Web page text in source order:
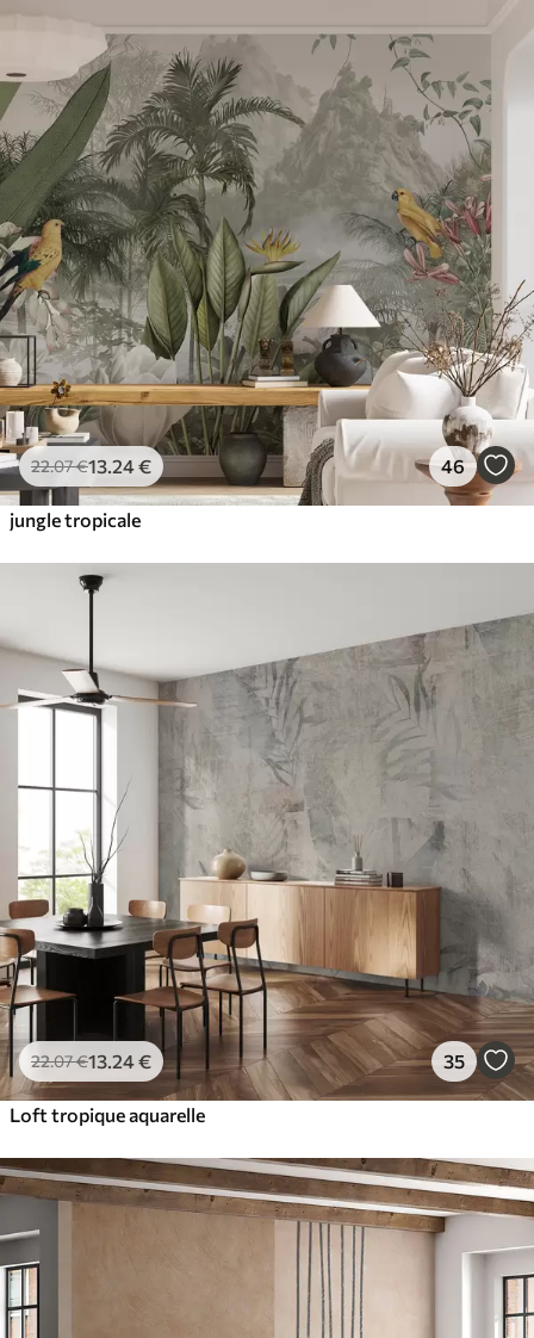
22.07€13 .24€ 46
jungle tropicale
22.07€13 .24€ 35
Loft tropique aquarelle